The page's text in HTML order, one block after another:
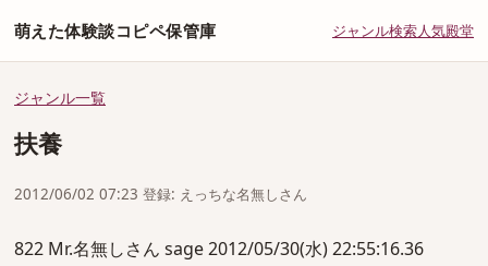
萌えた体験談コピペ保管庫 ジャンル検索人気殿堂
ジャンル一覧
扶養
2012/06/02 07:23 登録: えっちな名無しさん
822 Mr.名無しさん sage 2012/05/30(水) 22:55:16.36